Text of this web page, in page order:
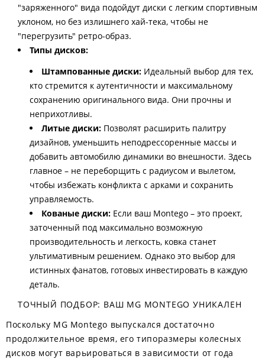
"заряженного" вида подойдут диски с легким спортивным
уклоном, но без излишнего хай-тека, чтобы не
"перегрузить" ретро-образ.
Типы дисков:
Штампованные диски: Идеальный выбор для тех,
кто стремится к аутентичности и максимальному
сохранению оригинального вида. Они прочны и
неприхотливы.
Литые диски: Позволят расширить палитру
дизайнов, уменьшить неподрессоренные массы и
добавить автомобилю динамики во внешности. Здесь
главное – не переборщить с радиусом и вылетом,
чтобы избежать конфликта с арками и сохранить
управляемость.
Кованые диски: Если ваш Montego – это проект,
заточенный под максимально возможную
производительность и легкость, ковка станет
ультимативным решением. Однако это выбор для
истинных фанатов, готовых инвестировать в каждую
деталь.
ТОЧНЫЙ ПОДБОР: ВАШ MG MONTEGO УНИКАЛЕН
Поскольку MG Montego выпускался достаточно
продолжительное время, его типоразмеры колесных
дисков могут варьироваться в зависимости от года